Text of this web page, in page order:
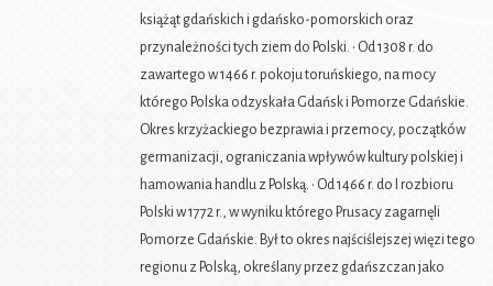
książąt gdańskich i gdańsko-pomorskich oraz
przynależności tych ziem do Polski. • Od 1308 r. do
zawartego w 1466 r. pokoju toruńskiego, na mocy
którego Polska odzyskała Gdańsk i Pomorze Gdańskie.
Okres krzyżackiego bezprawia i przemocy, początków
germanizacji, ograniczania wpływów kultury polskiej i
hamowania handlu z Polską. • Od 1466 r. do I rozbioru
Polski w 1772 r., w wyniku którego Prusacy zagarnęli
Pomorze Gdańskie. Był to okres najściślejszej więzi tego
regionu z Polską, określany przez gdańszczan jako